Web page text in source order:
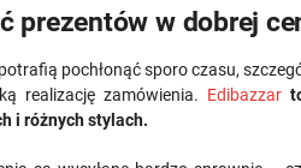
prezentów w dobrej
pochłonąć sporo czasu,
realizację zamówienia. Edibazzar
i różnych stylach.